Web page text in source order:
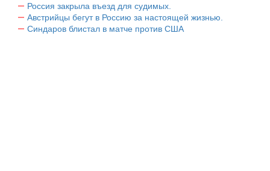
Россия закрыла въезд для судимых.
Австрийцы бегут в Россию за настоящей жизнью.
Синдаров блистал в матче против США